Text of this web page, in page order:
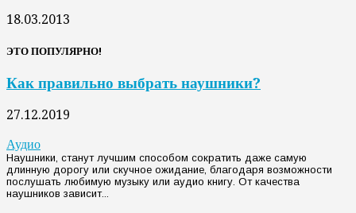
18.03.2013
ЭТО ПОПУЛЯРНО!
Как правильно выбрать наушники?
27.12.2019
Аудио
Наушники, станут лучшим способом сократить даже самую
длинную дорогу или скучное ожидание, благодаря возможности
послушать любимую музыку или аудио книгу. От качества
наушников зависит...